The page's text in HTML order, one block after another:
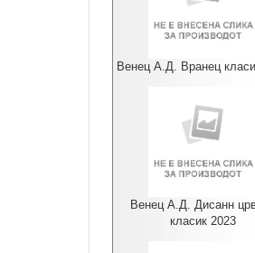
Венец А.Д. Вранец
Венец А.Д. Дисанн
класик 2023